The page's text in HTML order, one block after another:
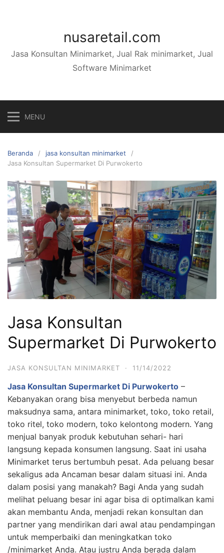
nusaretail.com
Jasa Konsultan Minimarket, Jual Rak minimarket, Jual
Software Minimarket
MENU
Beranda
jasa konsultan minimarket
Jasa Konsultan Supermarket Di Purwokerto
Jasa Konsultan
Supermarket Di Purwokerto
JASA KONSULTAN MINIMARKET · 11/14/2022
Jasa Konsultan Supermarket Di Purwokerto –
Kebanyakan orang bisa menyebut berbeda namun
maksudnya sama, antara minimarket, toko, toko retail,
toko ritel, toko modern, toko kelontong modern. Yang
menjual banyak produk kebutuhan sehari- hari
langsung kepada konsumen langsung. Saat ini usaha
Minimarket terus bertumbuh pesat. Ada peluang besar
sekaligus ada Ancaman besar dalam situasi ini. Anda
dalam posisi yang manakah? Bagi Anda yang sudah
melihat peluang besar ini agar bisa di optimalkan kami
akan membantu Anda, menjadi rekan konsultan dan
partner yang mendirikan dari awal atau pendampingan
untuk memperbaiki dan meningkatkan toko
/minimarket Anda. Atau justru Anda berada dalam